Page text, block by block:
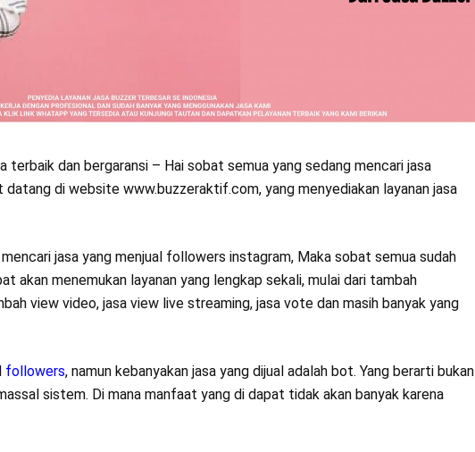
dan bergaransi – Hai sobat semua yang sedang mencari jasa
di website www.buzzeraktif.com, yang menyediakan layanan jasa
jasa yang menjual followers instagram, Maka sobat semua sudah
akan menemukan layanan yang lengkap sekali, mulai dari tambah
view video, jasa view live streaming, jasa vote dan masih banyak yang
followers, namun kebanyakan jasa yang dijual adalah bot. Yang berarti bukan
sistem. Di mana manfaat yang di dapat tidak akan banyak karena